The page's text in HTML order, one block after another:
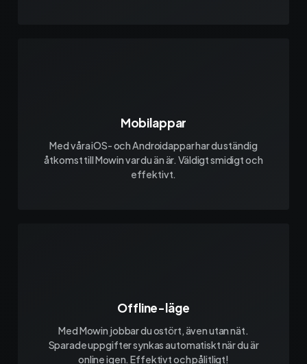
Mobilappar
Med våra iOS- och Androidappar har du ständig
åtkomst till Mowin var du än är. Väldigt smidigt och
effektivt.
Offline-läge
Med Mowin jobbar du ostört, även utan nät.
Sparade uppgifter synkas automatiskt när du är
online igen. Effektivt och pålitligt!